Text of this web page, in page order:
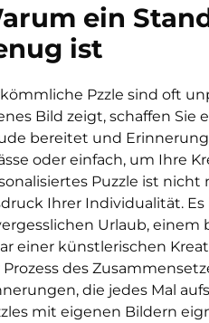
ein
ist
Pzzle sind oft
Bild zeigt, schaffen Sie
bereitet und
oder einfach, um Ihre
Puzzle ist nicht
Ihrer Individualität.
Urlaub,
einer künstlerischen
Prozess des
die jedes Mal
mit eigenen Bildern